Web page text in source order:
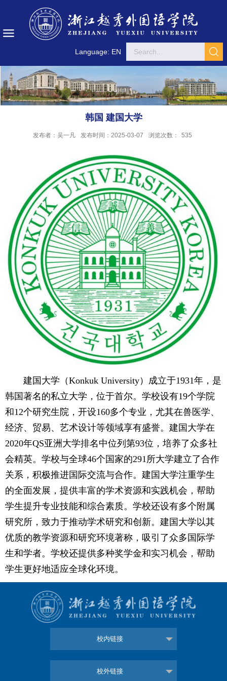
Language: EN
韩国 建国大学
发布者：吴一凡 发布时间：2025-03-07 浏览次数： 535
建国大学（Konkuk University）成立于1931年，是
韩国著名的私立大学，位于首尔。学校设有19个学院
和12个研究生院，开设160多个专业，尤其在兽医学、
经济、贸易、艺术设计等领域享有盛誉。建国大学在
2020年QS亚洲大学排名中位列第93位，培养了众多社
会精英。学校与全球46个国家的291所大学建立了合作
关系，积极推进国际交流与合作。建国大学注重学生
的全面发展，提供丰富的学术资源和实践机会，帮助
学生提升专业技能和综合素质。学校还设有多个附属
研究所，致力于推动学术研究和创新。建国大学以其
优质的教学资源和研究环境著称，吸引了众多国际学
生和学者。学校还提供多种奖学金和实习机会，帮助
学生更好地适应全球化环境。
校内链接
校外链接